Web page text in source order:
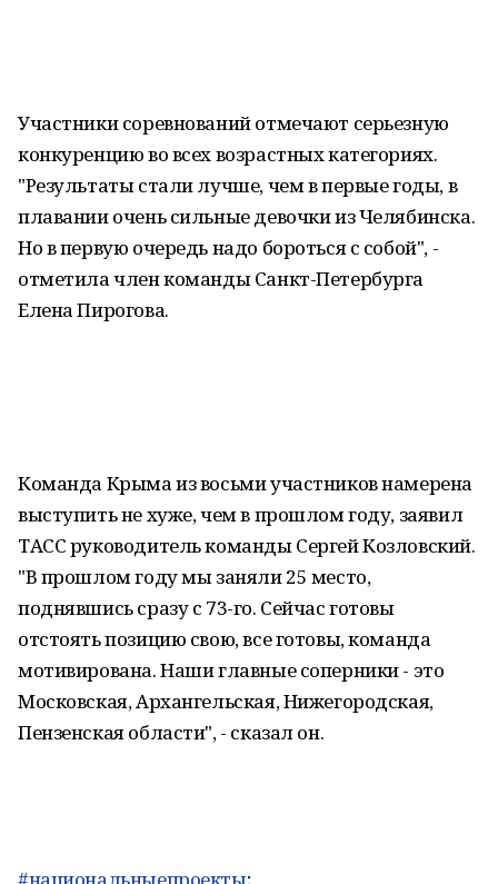
Участники соревнований отмечают серьезную
конкуренцию во всех возрастных категориях.
"Результаты стали лучше, чем в первые годы, в
плавании очень сильные девочки из Челябинска.
Но в первую очередь надо бороться с собой", -
отметила член команды Санкт-Петербурга
Елена Пирогова.
Команда Крыма из восьми участников намерена
выступить не хуже, чем в прошлом году, заявил
ТАСС руководитель команды Сергей Козловский.
"В прошлом году мы заняли 25 место,
поднявшись сразу с 73-го. Сейчас готовы
отстоять позицию свою, все готовы, команда
мотивирована. Наши главные соперники - это
Московская, Архангельская, Нижегородская,
Пензенская области", - сказал он.